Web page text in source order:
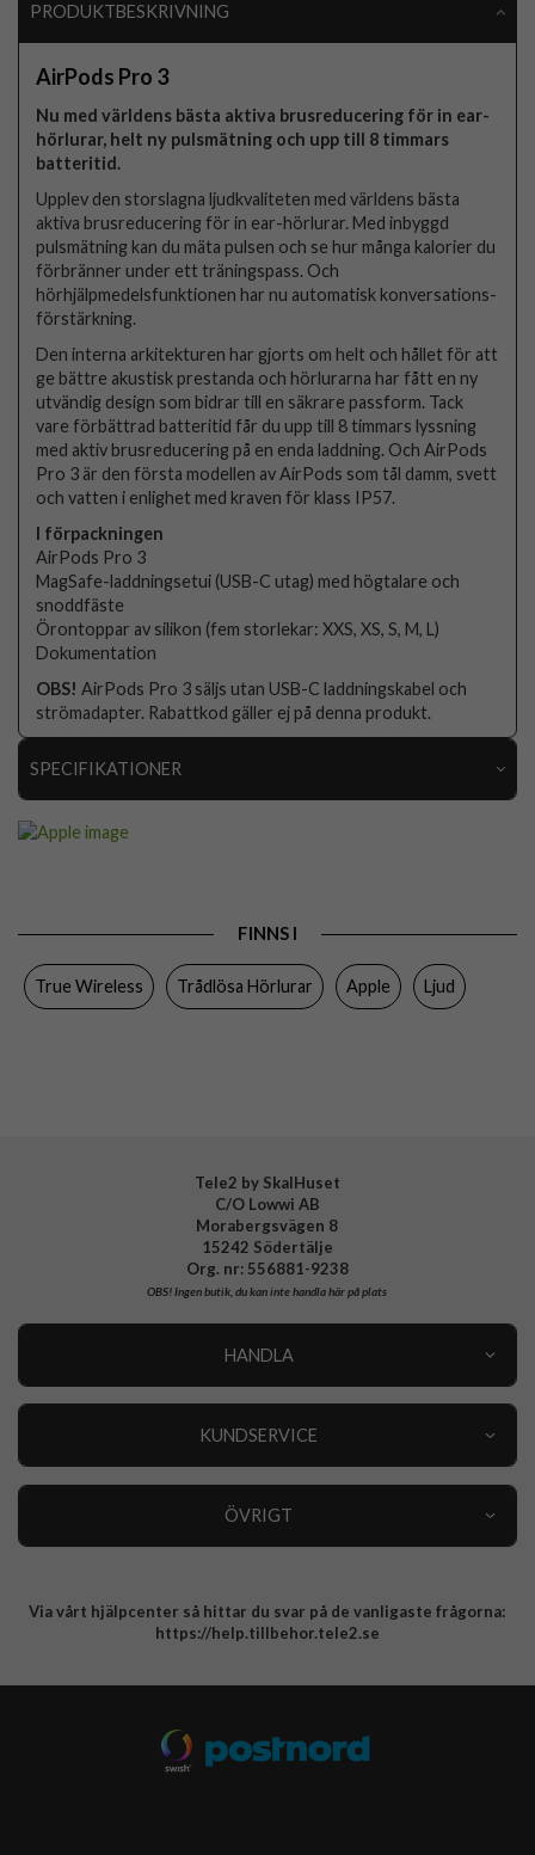
PRODUKTBESKRIVNING
AirPods Pro 3
Nu med världens bästa aktiva brusreducering för in ear-
hörlurar, helt ny pulsmätning och upp till 8 timmars
batteritid.
Upplev den storslagna ljudkvaliteten med världens bästa
aktiva brusreducering för in ear-hörlurar. Med inbyggd
pulsmätning kan du mäta pulsen och se hur många kalorier du
förbränner under ett träningspass. Och
hörhjälpmedelsfunktionen har nu automatisk konversations­
förstärkning.
Den interna arkitekturen har gjorts om helt och hållet för att
ge bättre akustisk prestanda och hörlurarna har fått en ny
utvändig design som bidrar till en säkrare passform. Tack
vare förbättrad batteritid får du upp till 8 timmars lyssning
med aktiv brusreducering på en enda laddning. Och AirPods
Pro 3 är den första modellen av AirPods som tål damm, svett
och vatten i enlighet med kraven för klass IP57.
I förpackningen
AirPods Pro 3
MagSafe-laddningsetui (USB-C utag) med högtalare och
snoddfäste
Örontoppar av silikon (fem storlekar: XXS, XS, S, M, L)
Dokumentation
OBS! AirPods Pro 3 säljs utan USB-C laddningskabel och
strömadapter. Rabattkod gäller ej på denna produkt.
SPECIFIKATIONER
Varumärke Apple
FINNS I
True Wireless Trådlösa Hörlurar Apple Ljud
Tele2 by SkalHuset
C/O Lowwi AB
Morabergsvägen 8
15242 Södertälje
Org. nr: 556881-9238
OBS!Ingen butik, du kan inte handla här på plats
HANDLA
KUNDSERVICE
ÖVRIGT
Integritetspolicy
Via vårt hjälpcenter så hittar du svar på de vanligaste frågorna:
https://help.tillbehor.tele2.se